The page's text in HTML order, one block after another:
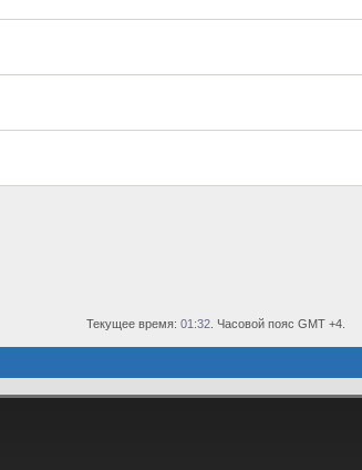
Текущее время: 01:32 . Часовой пояс GMT +4.